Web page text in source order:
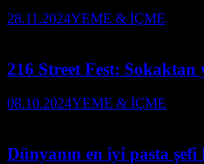
28.11.2024YEME & İÇME
216 Street Fest: Sokaktan
08.10.2024YEME & İÇME
Dünyanın en iyi pasta şefi